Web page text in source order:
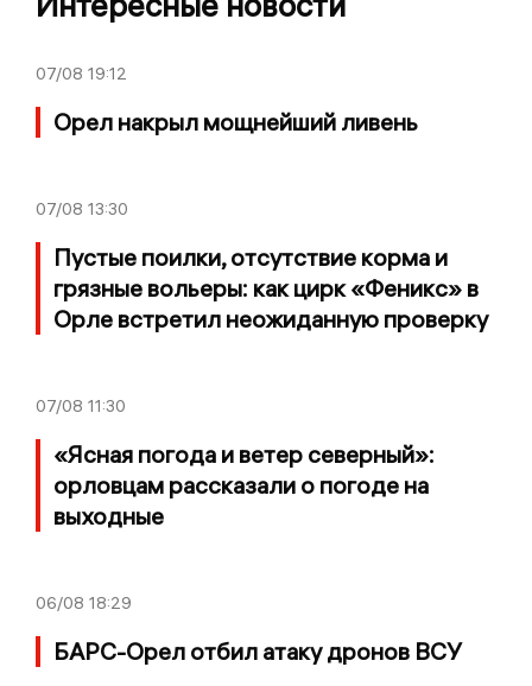
07/08 19:12
Орел накрыл мощнейший ливень
07/08 13:30
Пустые поилки, отсутствие корма и
грязные вольеры: как цирк «Феникс» в
Орле встретил неожиданную проверку
07/08 11:30
«Ясная погода и ветер северный»:
орловцам рассказали о погоде на
выходные
06/08 18:29
БАРС-Орел отбил атаку дронов ВСУ